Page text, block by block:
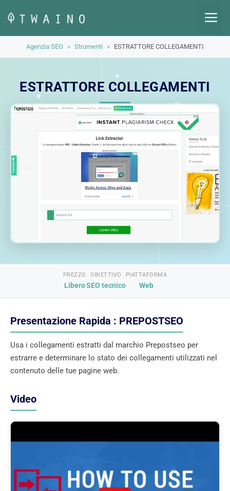
contenuto
Agenzia SEO » Strumenti » ESTRATTORE COLLEGAMENTI
ESTRATTORE COLLEGAMENTI
PREZZO
Libero
OBIETTIVO
SEO tecnico
PIATTAFORMA
Web
Presentazione Rapida : PREPOSTSEO
Usa i collegamenti estratti dal marchio Prepostseo per
estrarre e determinare lo stato dei collegamenti utilizzati nel
contenuto delle tue pagine web.
Video